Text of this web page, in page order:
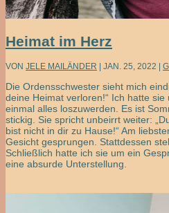
Heimat im Herz
VON JELE MAILÄNDER JAN. 25, 2022
Die Ordensschwester sieht mich
deine Heimat verloren!“ Ich hatte
einmal alles loszuwerden. Es ist
stickig. Sie spricht unbeirrt weiter:
bist nicht in dir zu Hause!“ Am
Gesicht gesprungen. Stattdessen
Schließlich hatte ich sie um ein
eine absurde Unterstellung.